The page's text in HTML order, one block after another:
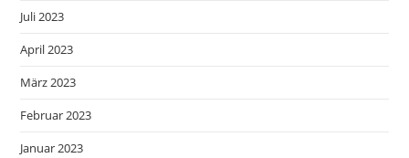
Juli 2023
April 2023
März 2023
Februar 2023
Januar 2023